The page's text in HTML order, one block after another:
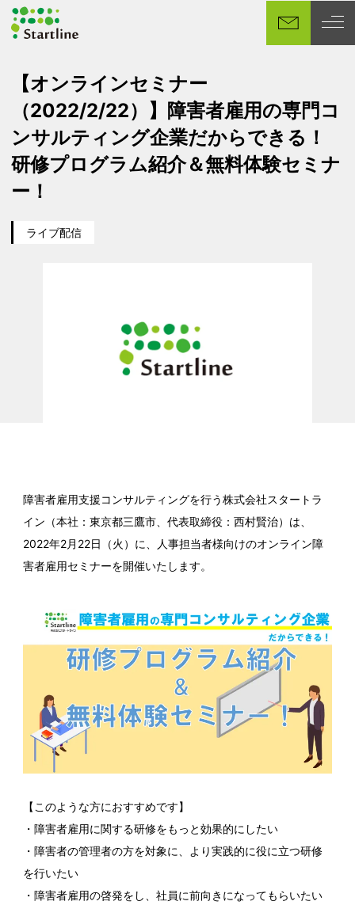
イ
へ
【オンラインセミナー
（2022/2/22）】障害者雇用の専門コ
ンサルティング企業だからできる！
研修プログラム紹介＆無料体験セミナ
ー！
カテゴリー
ライブ配信
障害者雇用支援コンサルティングを行う株式会社スタートラ
イン（本社：東京都三鷹市、代表取締役：西村賢治）は、
2022年2月22日（火）に、人事担当者様向けのオンライン障
害者雇用セミナーを開催いたします。
【このような方におすすめです】
・障害者雇用に関する研修をもっと効果的にしたい
・障害者の管理者の方を対象に、より実践的に役に立つ研修
を行いたい
・障害者雇用の啓発をし、社員に前向きになってもらいたい